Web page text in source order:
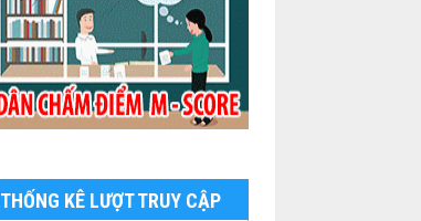
THỐNG KÊ LƯỢT TRUY CẬP